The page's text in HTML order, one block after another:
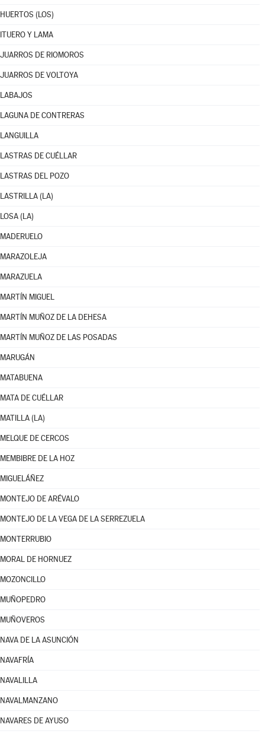
HUERTOS (LOS)
ITUERO Y LAMA
JUARROS DE RIOMOROS
JUARROS DE VOLTOYA
LABAJOS
LAGUNA DE CONTRERAS
LANGUILLA
LASTRAS DE CUÉLLAR
LASTRAS DEL POZO
LASTRILLA (LA)
LOSA (LA)
MADERUELO
MARAZOLEJA
MARAZUELA
MARTÍN MIGUEL
MARTÍN MUÑOZ DE LA DEHESA
MARTÍN MUÑOZ DE LAS POSADAS
MARUGÁN
MATABUENA
MATA DE CUÉLLAR
MATILLA (LA)
MELQUE DE CERCOS
MEMBIBRE DE LA HOZ
MIGUELÁÑEZ
MONTEJO DE ARÉVALO
MONTEJO DE LA VEGA DE LA SERREZUELA
MONTERRUBIO
MORAL DE HORNUEZ
MOZONCILLO
MUÑOPEDRO
MUÑOVEROS
NAVA DE LA ASUNCIÓN
NAVAFRÍA
NAVALILLA
NAVALMANZANO
NAVARES DE AYUSO